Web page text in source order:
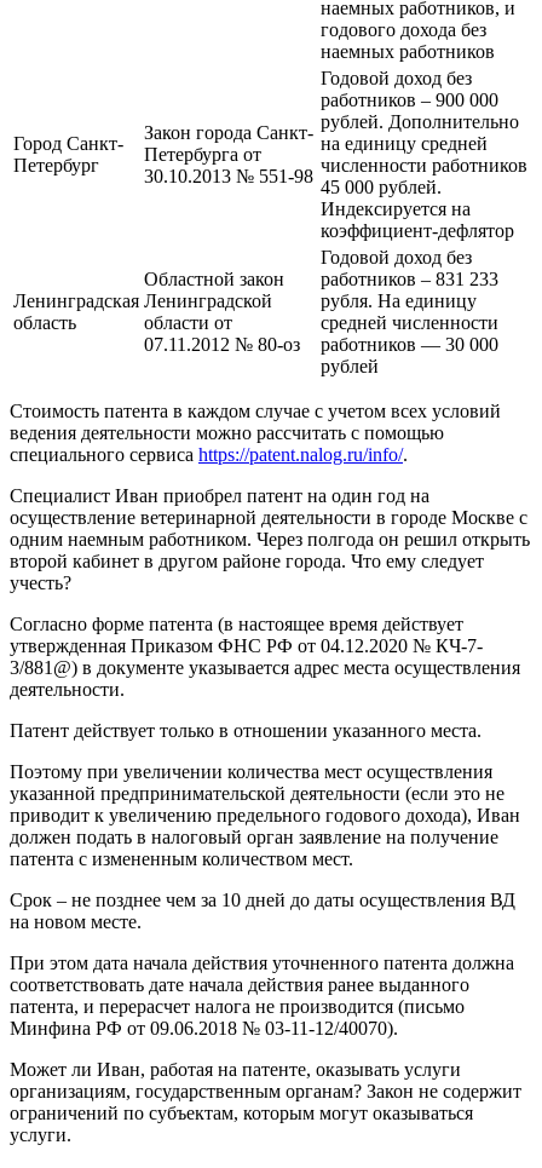
наемных работников, и
годового дохода без
наемных работников
Город Санкт-
Петербург
Закон города Санкт-
Петербурга от
30.10.2013 № 551-98
Годовой доход без
работников – 900 000
рублей. Дополнительно
на единицу средней
численности работников
45 000 рублей.
Индексируется на
коэффициент-дефлятор
Ленинградская
область
Областной закон
Ленинградской
области от
07.11.2012 № 80-оз
Годовой доход без
работников – 831 233
рубля. На единицу
средней численности
работников — 30 000
рублей
Стоимость патента в каждом случае с учетом всех условий
ведения деятельности можно рассчитать с помощью
специального сервиса https://patent.nalog.ru/info/.
Специалист Иван приобрел патент на один год на
осуществление ветеринарной деятельности в городе Москве с
одним наемным работником. Через полгода он решил открыть
второй кабинет в другом районе города. Что ему следует
учесть?
Согласно форме патента (в настоящее время действует
утвержденная Приказом ФНС РФ от 04.12.2020 № КЧ-7-
3/881@) в документе указывается адрес места осуществления
деятельности.
Патент действует только в отношении указанного места.
Поэтому при увеличении количества мест осуществления
указанной предпринимательской деятельности (если это не
приводит к увеличению предельного годового дохода), Иван
должен подать в налоговый орган заявление на получение
патента с измененным количеством мест.
Срок – не позднее чем за 10 дней до даты осуществления ВД
на новом месте.
При этом дата начала действия уточненного патента должна
соответствовать дате начала действия ранее выданного
патента, и перерасчет налога не производится (письмо
Минфина РФ от 09.06.2018 № 03-11-12/40070).
Может ли Иван, работая на патенте, оказывать услуги
организациям, государственным органам? Закон не содержит
ограничений по субъектам, которым могут оказываться
услуги.